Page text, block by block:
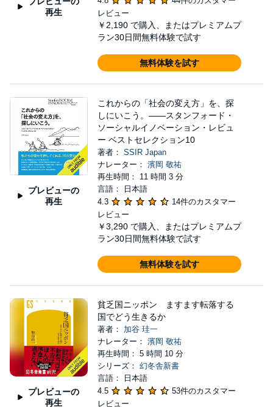
再生
レビュー
￥2,190 で購入、またはプレミアムプ
ラン30日間無料体験で試す
無料体験を試す
プレビューの
再生
これからの「社会の変え方」を、探
しにいこう。――スタンフォード・
ソーシャルイノベーション・レビュ
ー ベストセレクション10
著者： SSIR Japan
ナレーター： 濱岡 敬祐
再生時間： 11 時間 3 分
言語： 日本語
4.3
14件のカスタマー
レビュー
￥3,290 で購入、またはプレミアムプ
ラン30日間無料体験で試す
無料体験を試す
プレビューの
再生
貧乏国ニッポン ますます転落する
国でどう生きるか
著者： 加谷 珪一
ナレーター： 濱岡 敬祐
再生時間： 5 時間 10 分
シリーズ： 幻冬舎新書
言語： 日本語
4.5
53件のカスタマー
レビュー